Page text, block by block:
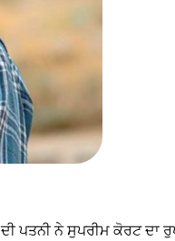
ਪਤਨੀ ਨੇ ਸੁਪਰੀਮ ਕੋਰਟ ਦਾ